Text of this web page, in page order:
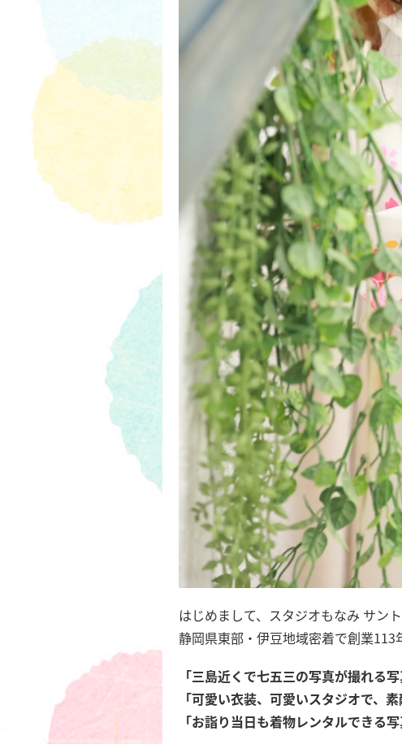
はじめまして、スタジオもなみ サン
静岡県東部・伊豆地域密着で創業113
「三島近くで七五三の写真が撮れる
「可愛い衣装、可愛いスタジオで、
「お詣り当日も着物レンタルできる